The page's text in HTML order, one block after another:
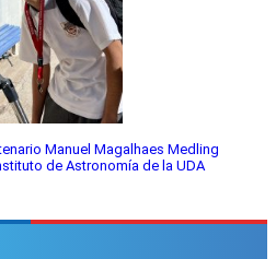
Manuel Magalhaes Medling
de Astronomía de la UDA